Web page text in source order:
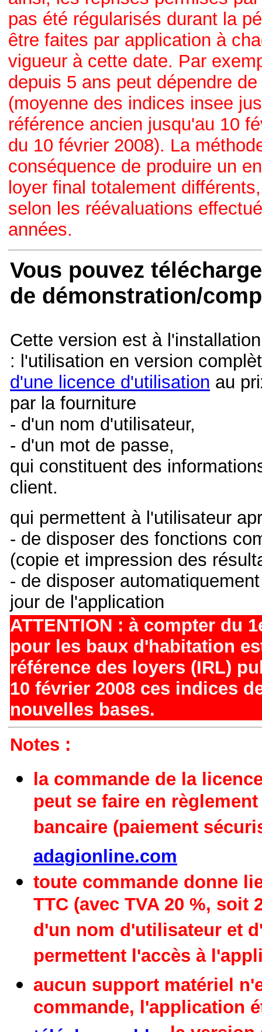
pas été régularisés durant la
être faites par application à
vigueur à cette date. Par
depuis 5 ans peut dépendre
(moyenne des indices insee
référence ancien jusqu'au 10
du 10 février 2008). La
conséquence de produire un
loyer final totalement
selon les réévaluations
années.
Vous pouvez
de démonstration/
Cette version est à
: l'utilisation en version
d'une licence d'utilisation au
par la fourniture
- d'un nom d'utilisateur,
- d'un mot de passe,
qui constituent des
client.
qui permettent à l'utilisateur
- de disposer des fonctions
(copie et impression des
- de disposer
jour de l'application
ATTENTION : à compter du
pour les baux d'habitation
référence des loyers (IRL)
10 février 2008 ces indices
nouvelles bases.
Notes :
la commande de la
peut se faire en
bancaire (paiement
adagionline.com
toute commande donne
TTC (avec TVA 20 %, soit
d'un nom d'utilisateur et
permettent l'accès à
aucun support matériel
commande, l'application